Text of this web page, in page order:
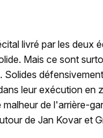
livré par les deux
Mais ce sont
leur exécution en
de l'arrière-
de Jan Kovar et